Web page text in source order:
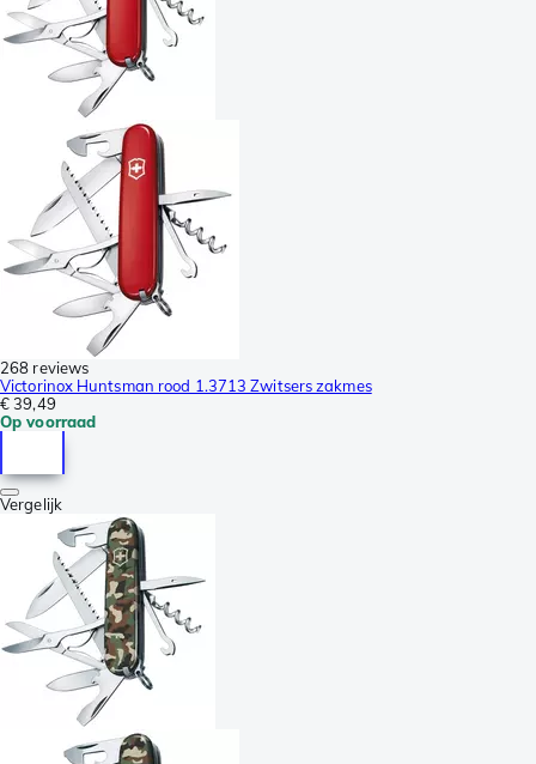
268 reviews
Victorinox Huntsman rood 1.3713 Zwitsers zakmes
€ 39,49
Op voorraad
Vergelijk